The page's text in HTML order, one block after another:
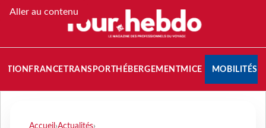
Aller au contenu
FRANCETRANSPORT HÉBERGEMENTMICE MOBILITÉS
Accueil ›Actualités›